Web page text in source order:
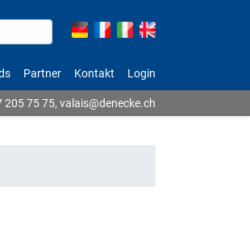
Partner Kontakt Login
205 75 75, valais@denecke.ch